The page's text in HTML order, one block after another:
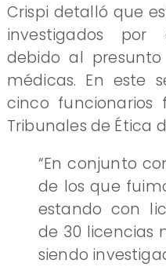
Crispi detalló que
investigados por
debido al
médicas. En este
cinco funcionarios
Tribunales de Ética
“En conjunto
de los que
estando con
de 30 licencias
siendo